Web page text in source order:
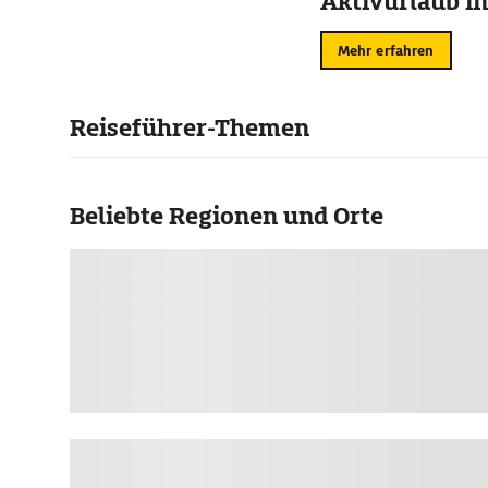
Mehr erfahren
Reiseführer-Themen
Beliebte Regionen und Orte